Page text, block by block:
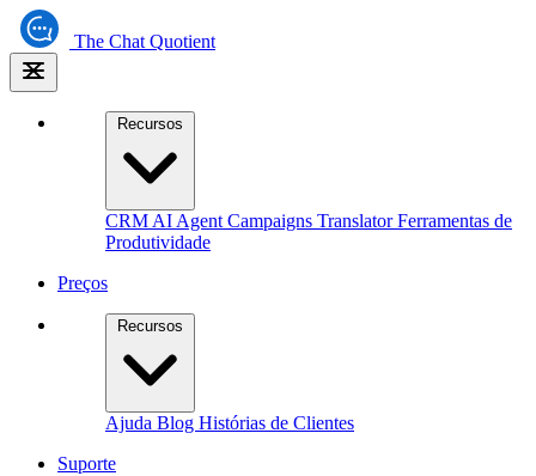
The Chat Quotient
Recursos
CRM AI Agent Campaigns TranslatorFerramentas de
Produtividade
Preços
Recursos
Ajuda Blog Histórias de Clientes
Suporte